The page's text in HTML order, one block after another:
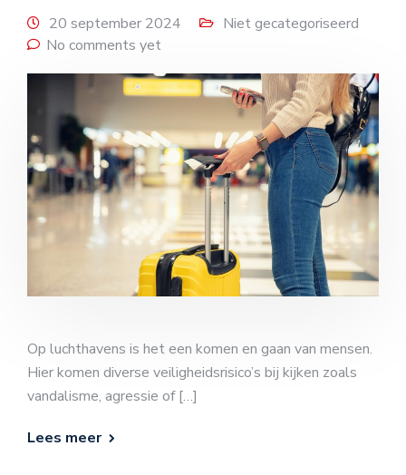
20 september 2024
Niet gecategoriseerd
No comments yet
Op luchthavens is het een komen en gaan van mensen.
Hier komen diverse veiligheidsrisico’s bij kijken zoals
vandalisme, agressie of […]
Lees meer